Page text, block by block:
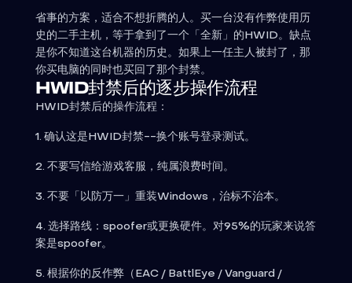
省事的方案，适合不想折腾的人。买一台没有作弊使用历
史的二手主机，等于拿到了一个「全新」的HWID。缺点
是你不知道这台机器的历史。如果上一任主人被封了，那
你买电脑的同时也买回了那个封禁。
HWID封禁后的逐步操作流程
HWID封禁后的操作流程：
1. 确认这是HWID封禁--换个账号登录测试。
2. 不要写信给游戏客服，纯属浪费时间。
3. 不要「以防万一」重装Windows，治标不治本。
4. 选择路线：spoofer或更换硬件。对95%的玩家来说答
案是spoofer。
5. 根据你的反作弊（EAC / BattlEye / Vanguard /